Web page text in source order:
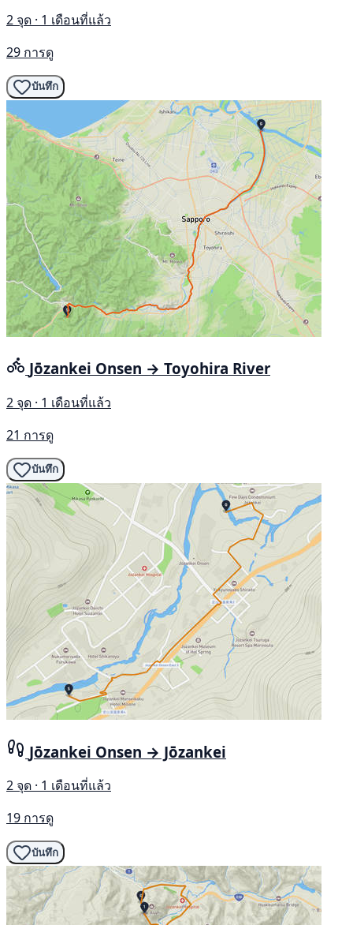
2 จุด · 1 เดือนที่แล้ว
29 การดู
บันทึก
Jōzankei Onsen → Toyohira River
2 จุด · 1 เดือนที่แล้ว
21 การดู
บันทึก
Jōzankei Onsen → Jōzankei
2 จุด · 1 เดือนที่แล้ว
19 การดู
บันทึก